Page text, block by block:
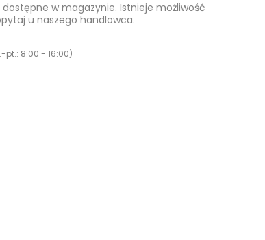
w magazynie. Istnieje możliwość
u naszego handlowca.
pt.: 8:00 - 16:00)